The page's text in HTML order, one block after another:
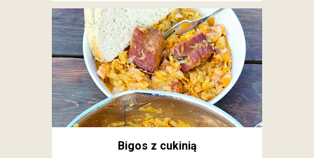
Bigos z cukinią